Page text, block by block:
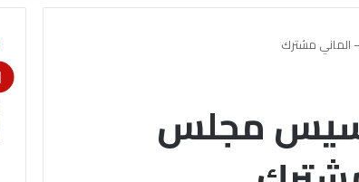
الماني مشترك
مجلس